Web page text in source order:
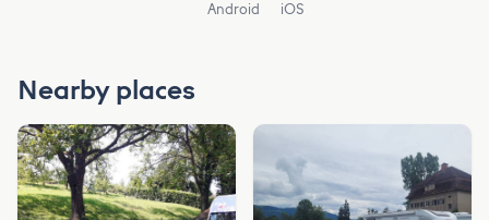
Android iOS
Nearby places